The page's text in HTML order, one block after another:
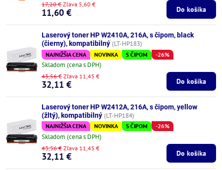
11,60 €
17,20 € Zľava 5,60 €
Do košíka
Laserový toner HP W2410A, 216A, s čipom, black
(čierny), kompatibilný (LT-HP183)
NAJNIŽŠIA CENA NOVINKA S ČIPOM -26%
Skladom (cena s DPH)
32,11 €
43,56 € Zľava 11,45 €
Do košíka
Laserový toner HP W2412A, 216A, s čipom, yellow
(žltý), kompatibilný (LT-HP184)
NAJNIŽŠIA CENA NOVINKA S ČIPOM -26%
Skladom (cena s DPH)
32,11 €
43,56 € Zľava 11,45 €
Do košíka